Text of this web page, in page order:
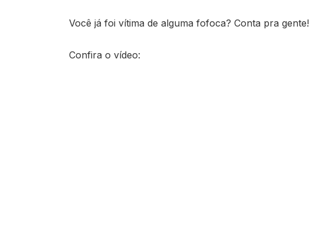
Você já foi vítima de alguma fofoca? Conta pra gente!
Confira o vídeo: